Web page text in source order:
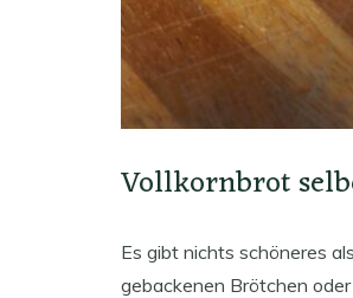
Vollkornbrot
Es gibt nichts schöneres
gebackenen Brötchen